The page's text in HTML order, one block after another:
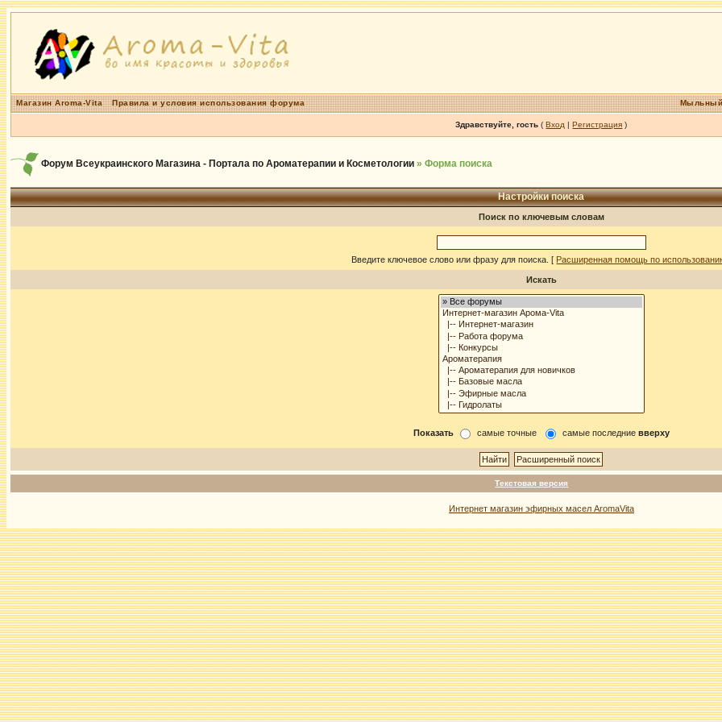
Магазин Aroma-Vita Правила и условия использования форума Мыльный
Здравствуйте, гость (Вход |Регистрация )
Форум Всеукраинского Магазина - Портала по Ароматерапии и Косметологии » Форма поиска
Настройки поиска
Поиск по ключевым словам
Введите ключевое слово или фразу для поиска. [ Расширенная помощь по
Искать
Показать самые точные самые последние вверху
Текстовая версия
Интернет магазин эфирных масел AromaVita